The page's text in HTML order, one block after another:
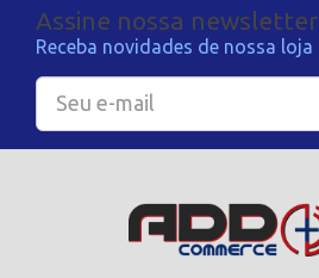
Assine nossa newsletter
Receba novidades de nossa loja